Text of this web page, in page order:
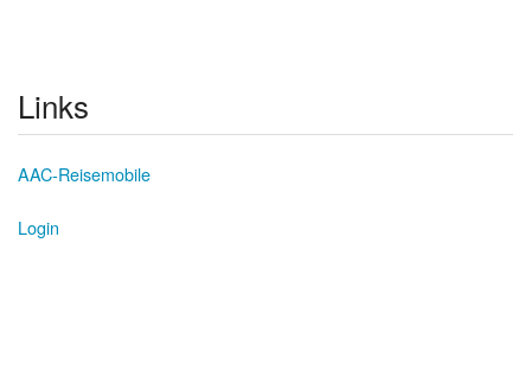
Links
AAC-Reisemobile
Login